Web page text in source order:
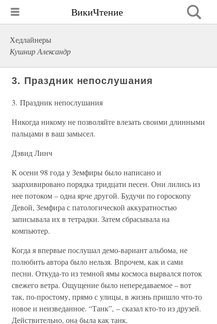
ВикиЧтение
Хедлайнеры
Кушнир Александр
3. Праздник непослушания
3. Праздник непослушания
Никогда никому не позволяйте влезать своими длинными
пальцами в ваш замысел.
Дэвид Линч
К осени 98 года у Земфиры было написано и
заархивировано порядка тридцати песен. Они лились из
нее потоком – одна ярче другой. Будучи по гороскопу
Девой, Земфира с патологической аккуратностью
записывала их в тетрадки. Затем сбрасывала на
компьютер.
Когда я впервые послушал демо-вариант альбома, не
полюбить автора было нельзя. Впрочем, как и сами
песни. Откуда-то из темной ямы космоса вырвался поток
свежего ветра. Ощущение было непередаваемое – вот
так, по-простому, прямо с улицы, в жизнь пришло что-то
новое и неизведанное. “Танк”, – сказал кто-то из друзей.
Действительно, она была как танк.